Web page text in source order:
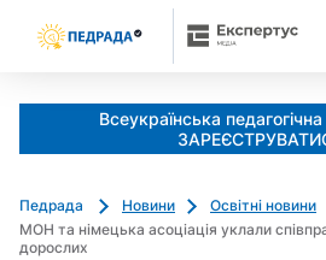
Всеукраїнська
Педрада Новини Освітні новини
МОН та німецька асоціація уклали
дорослих